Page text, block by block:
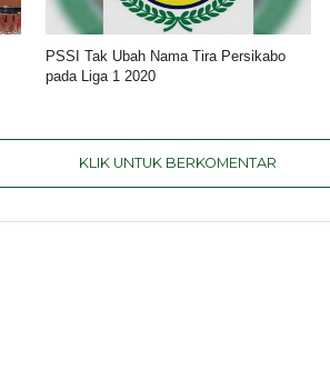
PSSI Tak Ubah Nama Tira Persikabo
pada Liga 1 2020
KLIK UNTUK BERKOMENTAR